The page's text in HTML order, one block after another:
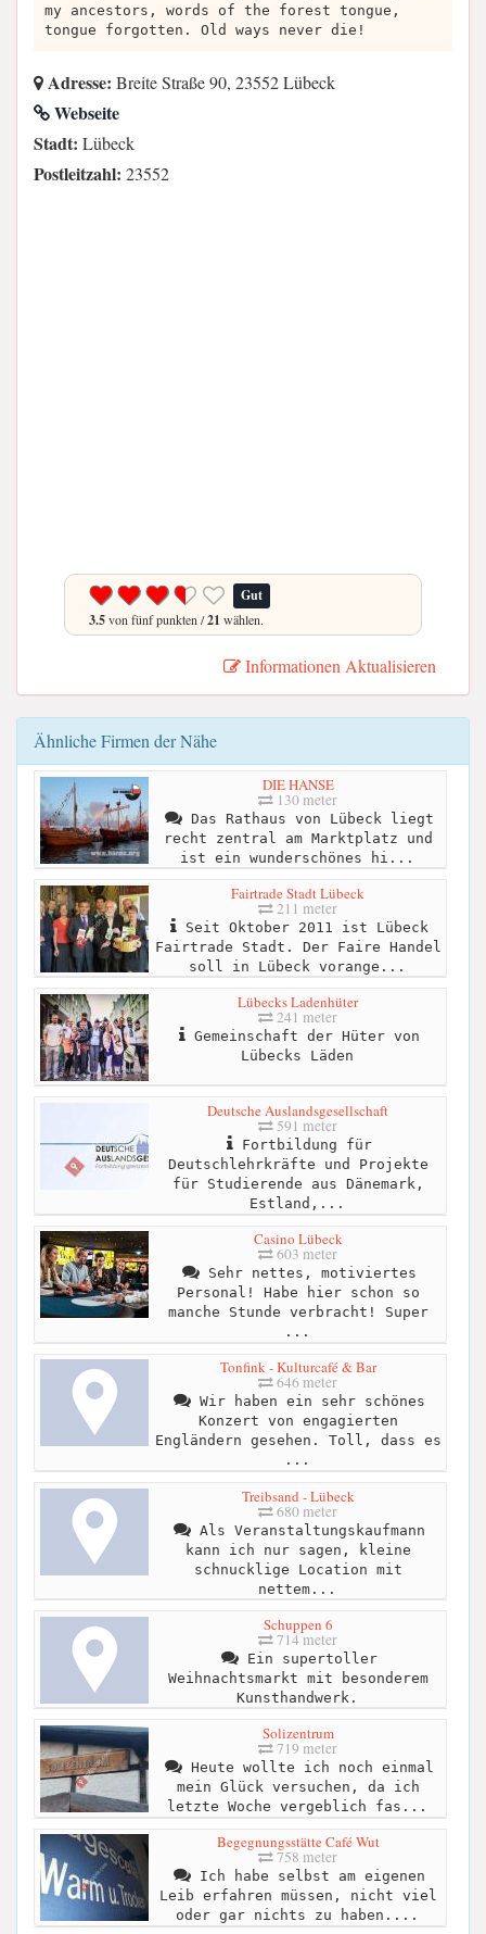
my ancestors, words of the forest tongue,
tongue forgotten. Old ways never die!
Adresse: Breite Straße 90, 23552 Lübeck
Webseite
Stadt: Lübeck
Postleitzahl: 23552
Gut
3.5von fünf punkten /21 wählen.
Informationen Aktualisieren
Ähnliche Firmen der Nähe
DIE HANSE
130 meter
Das Rathaus von Lübeck liegt
recht zentral am Marktplatz und
ist ein wunderschönes hi...
Fairtrade Stadt Lübeck
211 meter
Seit Oktober 2011 ist Lübeck
Fairtrade Stadt. Der Faire Handel
soll in Lübeck vorange...
Lübecks Ladenhüter
241 meter
Gemeinschaft der Hüter von
Lübecks Läden
Deutsche Auslandsgesellschaft
591 meter
Fortbildung für
Deutschlehrkräfte und Projekte
für Studierende aus Dänemark,
Estland,...
Casino Lübeck
603 meter
Sehr nettes, motiviertes
Personal! Habe hier schon so
manche Stunde verbracht! Super
...
Tonfink - Kulturcafé & Bar
646 meter
Wir haben ein sehr schönes
Konzert von engagierten
Engländern gesehen. Toll, dass es
...
Treibsand - Lübeck
680 meter
Als Veranstaltungskaufmann
kann ich nur sagen, kleine
schnucklige Location mit
nettem...
Schuppen 6
714 meter
Ein supertoller
Weihnachtsmarkt mit besonderem
Kunsthandwerk.
Solizentrum
719 meter
Heute wollte ich noch einmal
mein Glück versuchen, da ich
letzte Woche vergeblich fas...
Begegnungsstätte Café Wut
758 meter
Ich habe selbst am eigenen
Leib erfahren müssen, nicht viel
oder gar nichts zu haben....